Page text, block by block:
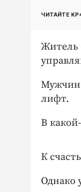
ЧИТАЙТЕ
Житель
лифт.
В
К
Однако